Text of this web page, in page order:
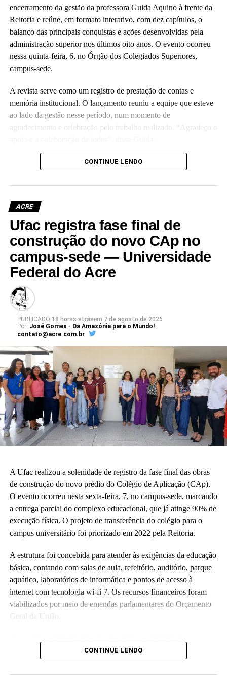
encerramento da gestão da professora Guida Aquino à frente da
Reitoria e reúne, em formato interativo, com dez capítulos, o
balanço das principais conquistas e ações desenvolvidas pela
administração superior nos últimos oito anos. O evento ocorreu
nessa quinta-feira, 6, no Órgão dos Colegiados Superiores,
campus-sede.
A revista serve como um registro de prestação de contas e
memória institucional. O lançamento reuniu a equipe que esteve
ao lado da gestão nesse período, num momento de
agradecimento e celebração pelo trabalho realizado. “Agradeço o
(Camila Barbosa, estagiária Ascom/Ufac)
Leia Mais: UFAC
CONTINUE LENDO
ACRE
Ufac registra fase final de
construção do novo CAp no
campus-sede — Universidade
Federal do Acre
PUBLICADO 18 horas atrásem 7 de agosto de 2026
Por: José Gomes - Da Amazônia para o Mundo!
contato@acre.com.br
A Ufac realizou a solenidade de registro da fase final das obras
de construção do novo prédio do Colégio de Aplicação (CAp).
O evento ocorreu nesta sexta-feira, 7, no campus-sede, marcando
a entrega parcial do complexo educacional, que já atinge 90% de
execução física. O projeto de transferência do colégio para o
campus universitário foi priorizado em 2022 pela Reitoria.
A estrutura foi concebida para atender às exigências da educação
básica, contando com salas de aula, refeitório, auditório, parque
aquático, laboratórios de informática e pontos de acesso à
internet com tecnologia wi-fi 7. Os recursos financeiros foram
viabilizados por meio de emendas parlamentares do Orçamento
Geral da União.
realização de um compromisso com a qualidade da educação
reitora Guida Aquino. Ela informou que o antigo prédio do
CONTINUE LENDO